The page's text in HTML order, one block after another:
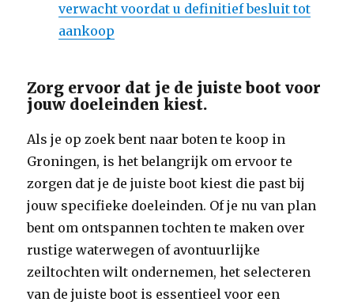
verwacht voordat u definitief besluit tot
aankoop
Zorg ervoor dat je de juiste boot voor
jouw doeleinden kiest.
Als je op zoek bent naar boten te koop in
Groningen, is het belangrijk om ervoor te
zorgen dat je de juiste boot kiest die past bij
jouw specifieke doeleinden. Of je nu van plan
bent om ontspannen tochten te maken over
rustige waterwegen of avontuurlijke
zeiltochten wilt ondernemen, het selecteren
van de juiste boot is essentieel voor een